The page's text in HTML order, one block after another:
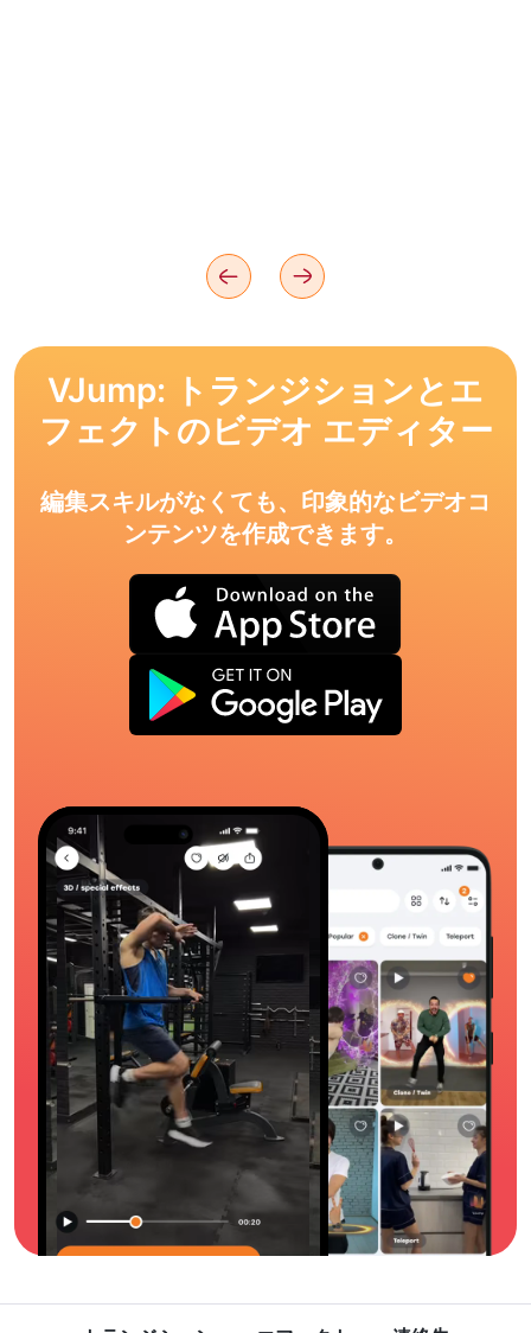
VJump: トランジションとエ
フェクトのビデオ エディター
編集スキルがなくても、印象的なビデオコ
ンテンツを作成できます。